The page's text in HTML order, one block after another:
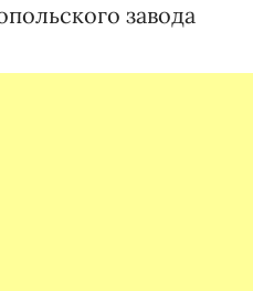
завода